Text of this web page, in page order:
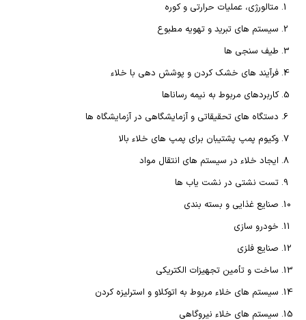
متالورژی، عملیات حرارتی و کوره
سیستم های تبرید و تهویه مطبوع
طیف سنجی ها
فرآیند های خشک کردن و پوشش دهی با خلاء
کاربردهای مربوط به نیمه رساناها
دستگاه های تحقیقاتی و آزمایشگاهی در آزمایشگاه ها
وکیوم پمپ پشتیبان برای پمپ های خلاء بالا
ایجاد خلاء در سیستم های انتقال مواد
تست نشتی در نشت یاب ها
صنایع غذایی و بسته بندی
خودرو سازی
صنایع فلزی
ساخت و تأمین تجهیزات الکتریکی
سیستم های خلاء مربوط به اتوکلاو و استرلیزه کردن
سیستم های خلاء نیروگاهی